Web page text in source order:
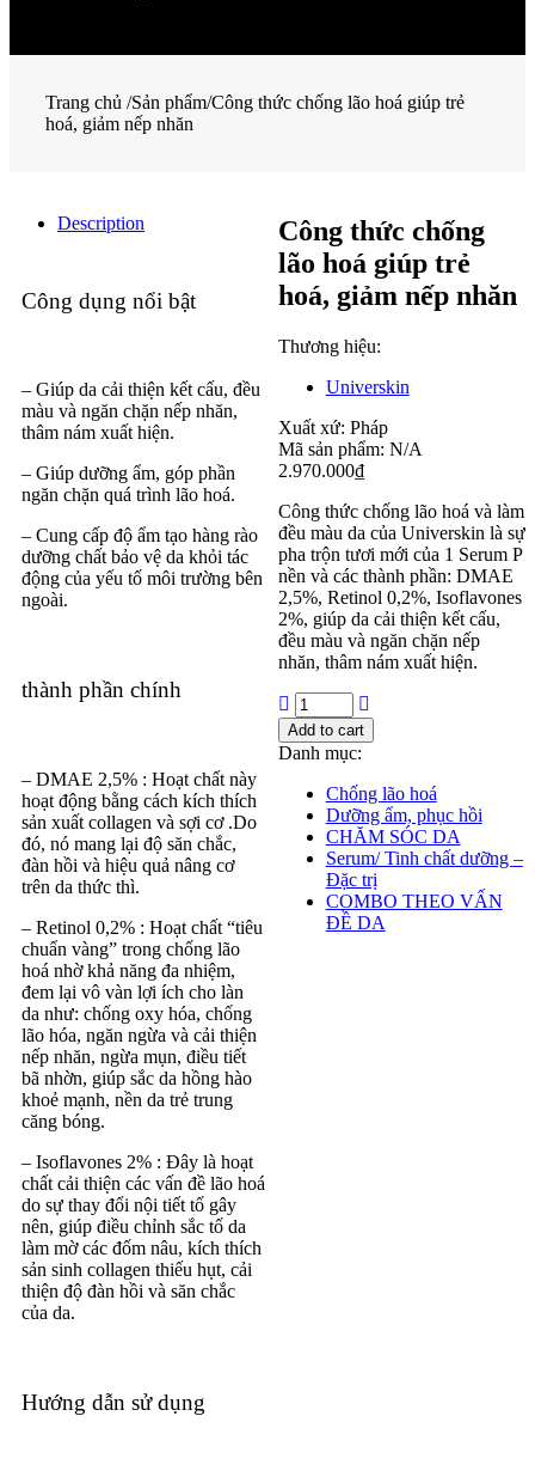
Trang chủ /Sản phẩm/Công thức chống lão hoá giúp trẻ
hoá, giảm nếp nhăn
Công thức chống
lão hoá giúp trẻ
hoá, giảm nếp nhăn
Thương hiệu:
Universkin
Xuất xứ: Pháp
Mã sản phẩm: N/A
2.970.000₫
Công thức chống lão hoá và làm
đều màu da của Universkin là sự
pha trộn tươi mới của 1 Serum P
nền và các thành phần: DMAE
2,5%, Retinol 0,2%, Isoflavones
2%, giúp da cải thiện kết cấu,
đều màu và ngăn chặn nếp
nhăn, thâm nám xuất hiện.
Add to cart
Danh mục:
Chống lão hoá
Dưỡng ẩm, phục hồi
CHĂM SÓC DA
Serum/ Tinh chất dưỡng –
Đặc trị
COMBO THEO VẤN
ĐỀ DA
Description
Công dụng nổi bật
– Giúp da cải thiện kết cấu, đều
màu và ngăn chặn nếp nhăn,
thâm nám xuất hiện.
– Giúp dưỡng ẩm, góp phần
ngăn chặn quá trình lão hoá.
– Cung cấp độ ẩm tạo hàng rào
dưỡng chất bảo vệ da khỏi tác
động của yếu tố môi trường bên
ngoài.
thành phần chính
– DMAE 2,5% : Hoạt chất này
hoạt động bằng cách kích thích
sản xuất collagen và sợi cơ .Do
đó, nó mang lại độ săn chắc,
đàn hồi và hiệu quả nâng cơ
trên da thức thì.
– Retinol 0,2% : Hoạt chất “tiêu
chuẩn vàng” trong chống lão
hoá nhờ khả năng đa nhiệm,
đem lại vô vàn lợi ích cho làn
da như: chống oxy hóa, chống
lão hóa, ngăn ngừa và cải thiện
nếp nhăn, ngừa mụn, điều tiết
bã nhờn, giúp sắc da hồng hào
khoẻ mạnh, nền da trẻ trung
căng bóng.
– Isoflavones 2% : Đây là hoạt
chất cải thiện các vấn đề lão hoá
do sự thay đổi nội tiết tố gây
nên, giúp điều chỉnh sắc tố da
làm mờ các đốm nâu, kích thích
sản sinh collagen thiếu hụt, cải
thiện độ đàn hồi và săn chắc
của da.
Hướng dẫn sử dụng